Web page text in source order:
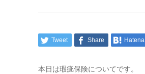
Tweet Share Hatena
本日は瑕疵保険についてです。